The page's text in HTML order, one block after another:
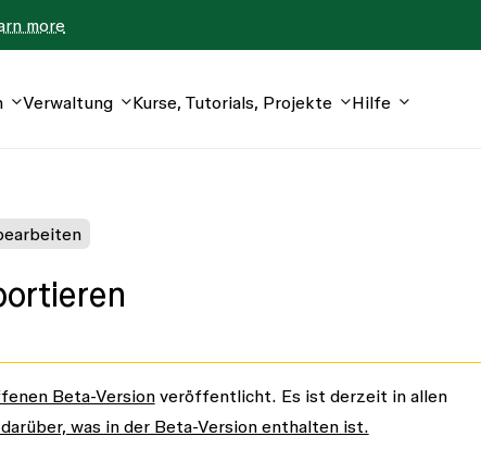
more
Verwaltung Kurse, Tutorials, Projekte Hilfe
Beta-Versionveröffentlicht. Es ist derzeit in allen
was in der Beta-Version enthalten ist.